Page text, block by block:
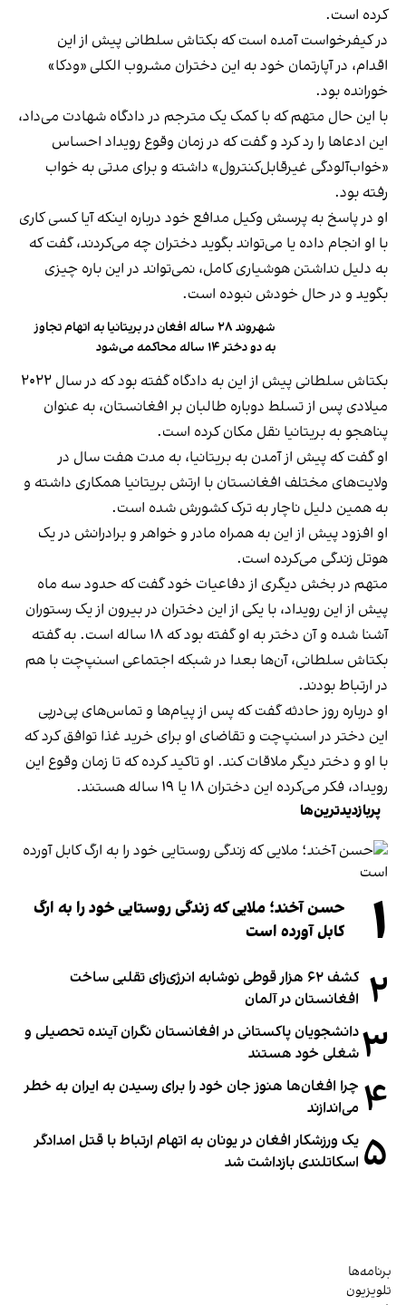
کرده است.
در کیفرخواست آمده است که بکتاش سلطانی پیش از این
اقدام، در آپارتمان خود به این دختران مشروب الکلی «ودکا»
خورانده بود.
با این حال متهم که با کمک یک مترجم در دادگاه شهادت می‌داد،
این ادعاها را رد کرد و گفت که در زمان وقوع رویداد احساس
«خواب‌آلودگی غیرقابل‌کنترول» داشته و برای مدتی به خواب
رفته بود.
او در پاسخ به پرسش وکیل مدافع خود درباره اینکه آیا کسی کاری
با او انجام داده یا می‌تواند بگوید دختران چه می‌کردند، گفت که
به دلیل نداشتن هوشیاری کامل، نمی‌تواند در این باره چیزی
بگوید و در حال خودش نبوده است.
شهروند ۲۸ ساله افغان در بریتانیا به اتهام تجاوز
به دو دختر ۱۴ ساله محاکمه می‌شود
بکتاش سلطانی پیش از این به دادگاه گفته بود که در سال ۲۰۲۲
میلادی پس از تسلط دوباره طالبان بر افغانستان، به عنوان
پناهجو به بریتانیا نقل مکان کرده است.
او گفت که پیش از آمدن به بریتانیا، به مدت هفت سال در
ولایت‌های مختلف افغانستان با ارتش بریتانیا همکاری داشته و
به همین دلیل ناچار به ترک کشورش شده است.
او افزود پیش از این به همراه مادر و خواهر و برادرانش در یک
هوتل زندگی می‌کرده است.
متهم در بخش دیگری از دفاعیات خود گفت که حدود سه ماه
پیش از این رویداد، با یکی از این دختران در بیرون از یک رستوران
آشنا شده و آن دختر به او گفته بود که ۱۸ ساله است. به گفته
بکتاش سلطانی، آن‌ها بعدا در شبکه‌ اجتماعی اسنپ‌چت با هم
در ارتباط بودند.
او درباره روز حادثه گفت که پس از پیام‌ها و تماس‌های پی‌درپی
این دختر در اسنپ‌چت و تقاضای او برای خرید غذا توافق کرد که
با او و دختر دیگر ملاقات کند. او تاکید کرده که تا زمان وقوع این
رویداد، فکر می‌کرده این دختران ۱۸ یا ۱۹ ساله هستند.
پربازدیدترین‌ها
۱
حسن آخند؛ ملایی که زندگی روستایی خود را به ارگ
کابل آورده است
۲
کشف ۶۲ هزار قوطی نوشابه انرژی‌زای تقلبی ساخت
افغانستان در آلمان
۳دانشجویان پاکستانی در افغانستان نگران آینده تحصیلی و
شغلی خود هستند
۴ چرا افغان‌ها هنوز جان خود را برای رسیدن به ایران به خطر
می‌اندازند
۵ یک ورزشکار افغان در یونان به اتهام ارتباط با قتل امدادگر
اسکاتلندی بازداشت شد
برنامه‌ها
تلویزیون